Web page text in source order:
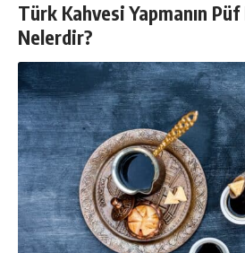
Türk Kahvesi Yapmanın
Nelerdir?